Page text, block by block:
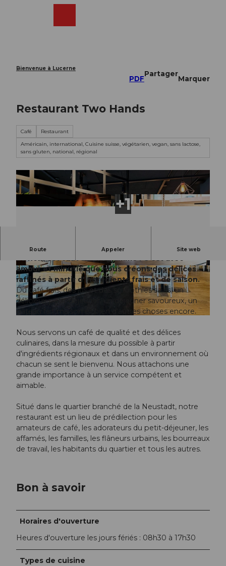
Bienvenue à Lucerne
PDF
Partager
Marquer
Restaurant Two Hands
Café
Restaurant
Américain, international, Cuisine suisse, végétarien, vegan, sans lactose,
sans gluten, national, régional
© hurrah.ch | Fotografie Luzern | CC-BY-ND © hurrah.ch | Fotografie Luzern |CC-BY-ND
Route Appeler Site web
Entrez, entrez, entrez ! Bienvenue au Two Hands.
Le nom est tout un programme ! C'est avec
amour et minutie que nous créons des délices
raffinés à partir d'ingrédients frais et de saison.
Du café frais, des jus et des smoothies sains, un
délicieux petit-déjeuner, un déjeuner savoureux, un
gâteau fait maison et bien d'autres choses encore.
Nous servons un café de qualité et des délices
culinaires, dans la mesure du possible à partir
d'ingrédients régionaux et dans un environnement où
chacun se sent le bienvenu. Nous attachons une
grande importance à un service compétent et
aimable.
Situé dans le quartier branché de la Neustadt, notre
restaurant est un lieu de prédilection pour les
amateurs de café, les adorateurs du petit-déjeuner, les
affamés, les familles, les flâneurs urbains, les bourreaux
de travail, les habitants du quartier et tous les autres.
Bon à savoir
Horaires d'ouverture
Heures d'ouverture les jours fériés : 08h30 à 17h30
Types de cuisine